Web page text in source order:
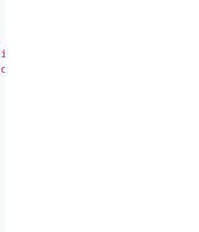
în format vectorial de tip
metadata/168c15e4-